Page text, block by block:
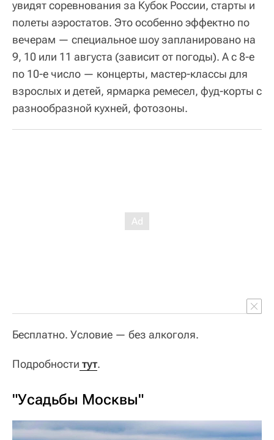
увидят соревнования за Кубок России, старты и
полеты аэростатов. Это особенно эффектно по
вечерам — специальное шоу запланировано на
9, 10 или 11 августа (зависит от погоды). А с 8-е
по 10-е число — концерты, мастер-классы для
взрослых и детей, ярмарка ремесел, фуд-корты с
разнообразной кухней, фотозоны.
Бесплатно. Условие — без алкоголя.
Подробности тут.
"Усадьбы Москвы"